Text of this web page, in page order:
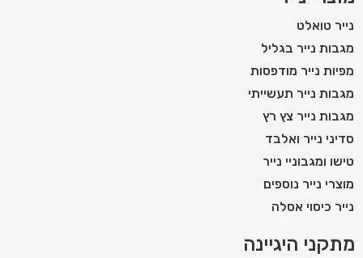
נייר טואלט
מגבות נייר בגליל
מפיות נייר מודפסות
מגבות נייר תעשייתי
מגבות נייר צץ רץ
סדיני נייר ואלבד
טישו ומגבוניי נייר
מוצרי נייר נוספים
נייר כיסוי אסלה
מתקני היגיינה